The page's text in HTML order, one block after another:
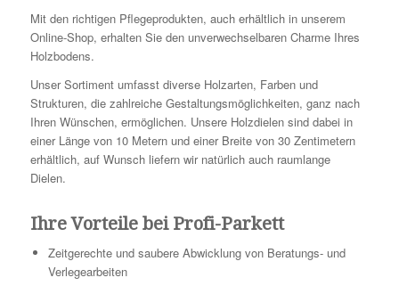
Mit den richtigen Pflegeprodukten, auch erhältlich in unserem
Online-Shop, erhalten Sie den unverwechselbaren Charme Ihres
Holzbodens.
Unser Sortiment umfasst diverse Holzarten, Farben und
Strukturen, die zahlreiche Gestaltungsmöglichkeiten, ganz nach
Ihren Wünschen, ermöglichen. Unsere Holzdielen sind dabei in
einer Länge von 10 Metern und einer Breite von 30 Zentimetern
erhältlich, auf Wunsch liefern wir natürlich auch raumlange
Dielen.
Ihre Vorteile bei Profi-Parkett
Zeitgerechte und saubere Abwicklung von Beratungs- und
Verlegearbeiten